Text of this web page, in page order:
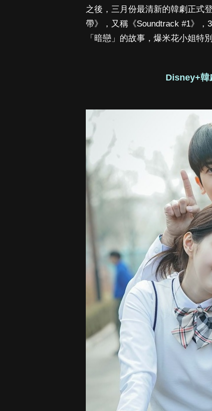
之後，三月份最清新的韓劇正式
帶》，又稱《Soundtrack #1》
「暗戀」的故事，爆米花小姐特
Disney+韓